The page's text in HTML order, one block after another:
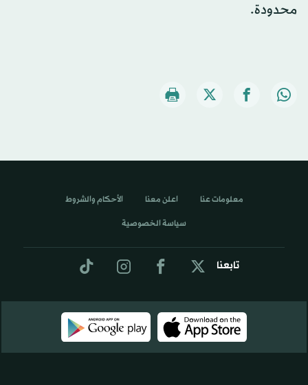
محدودة.
تابعنا
معلومات عنا اعلن معنا الأحكام والشروط
سياسة الخصوصية